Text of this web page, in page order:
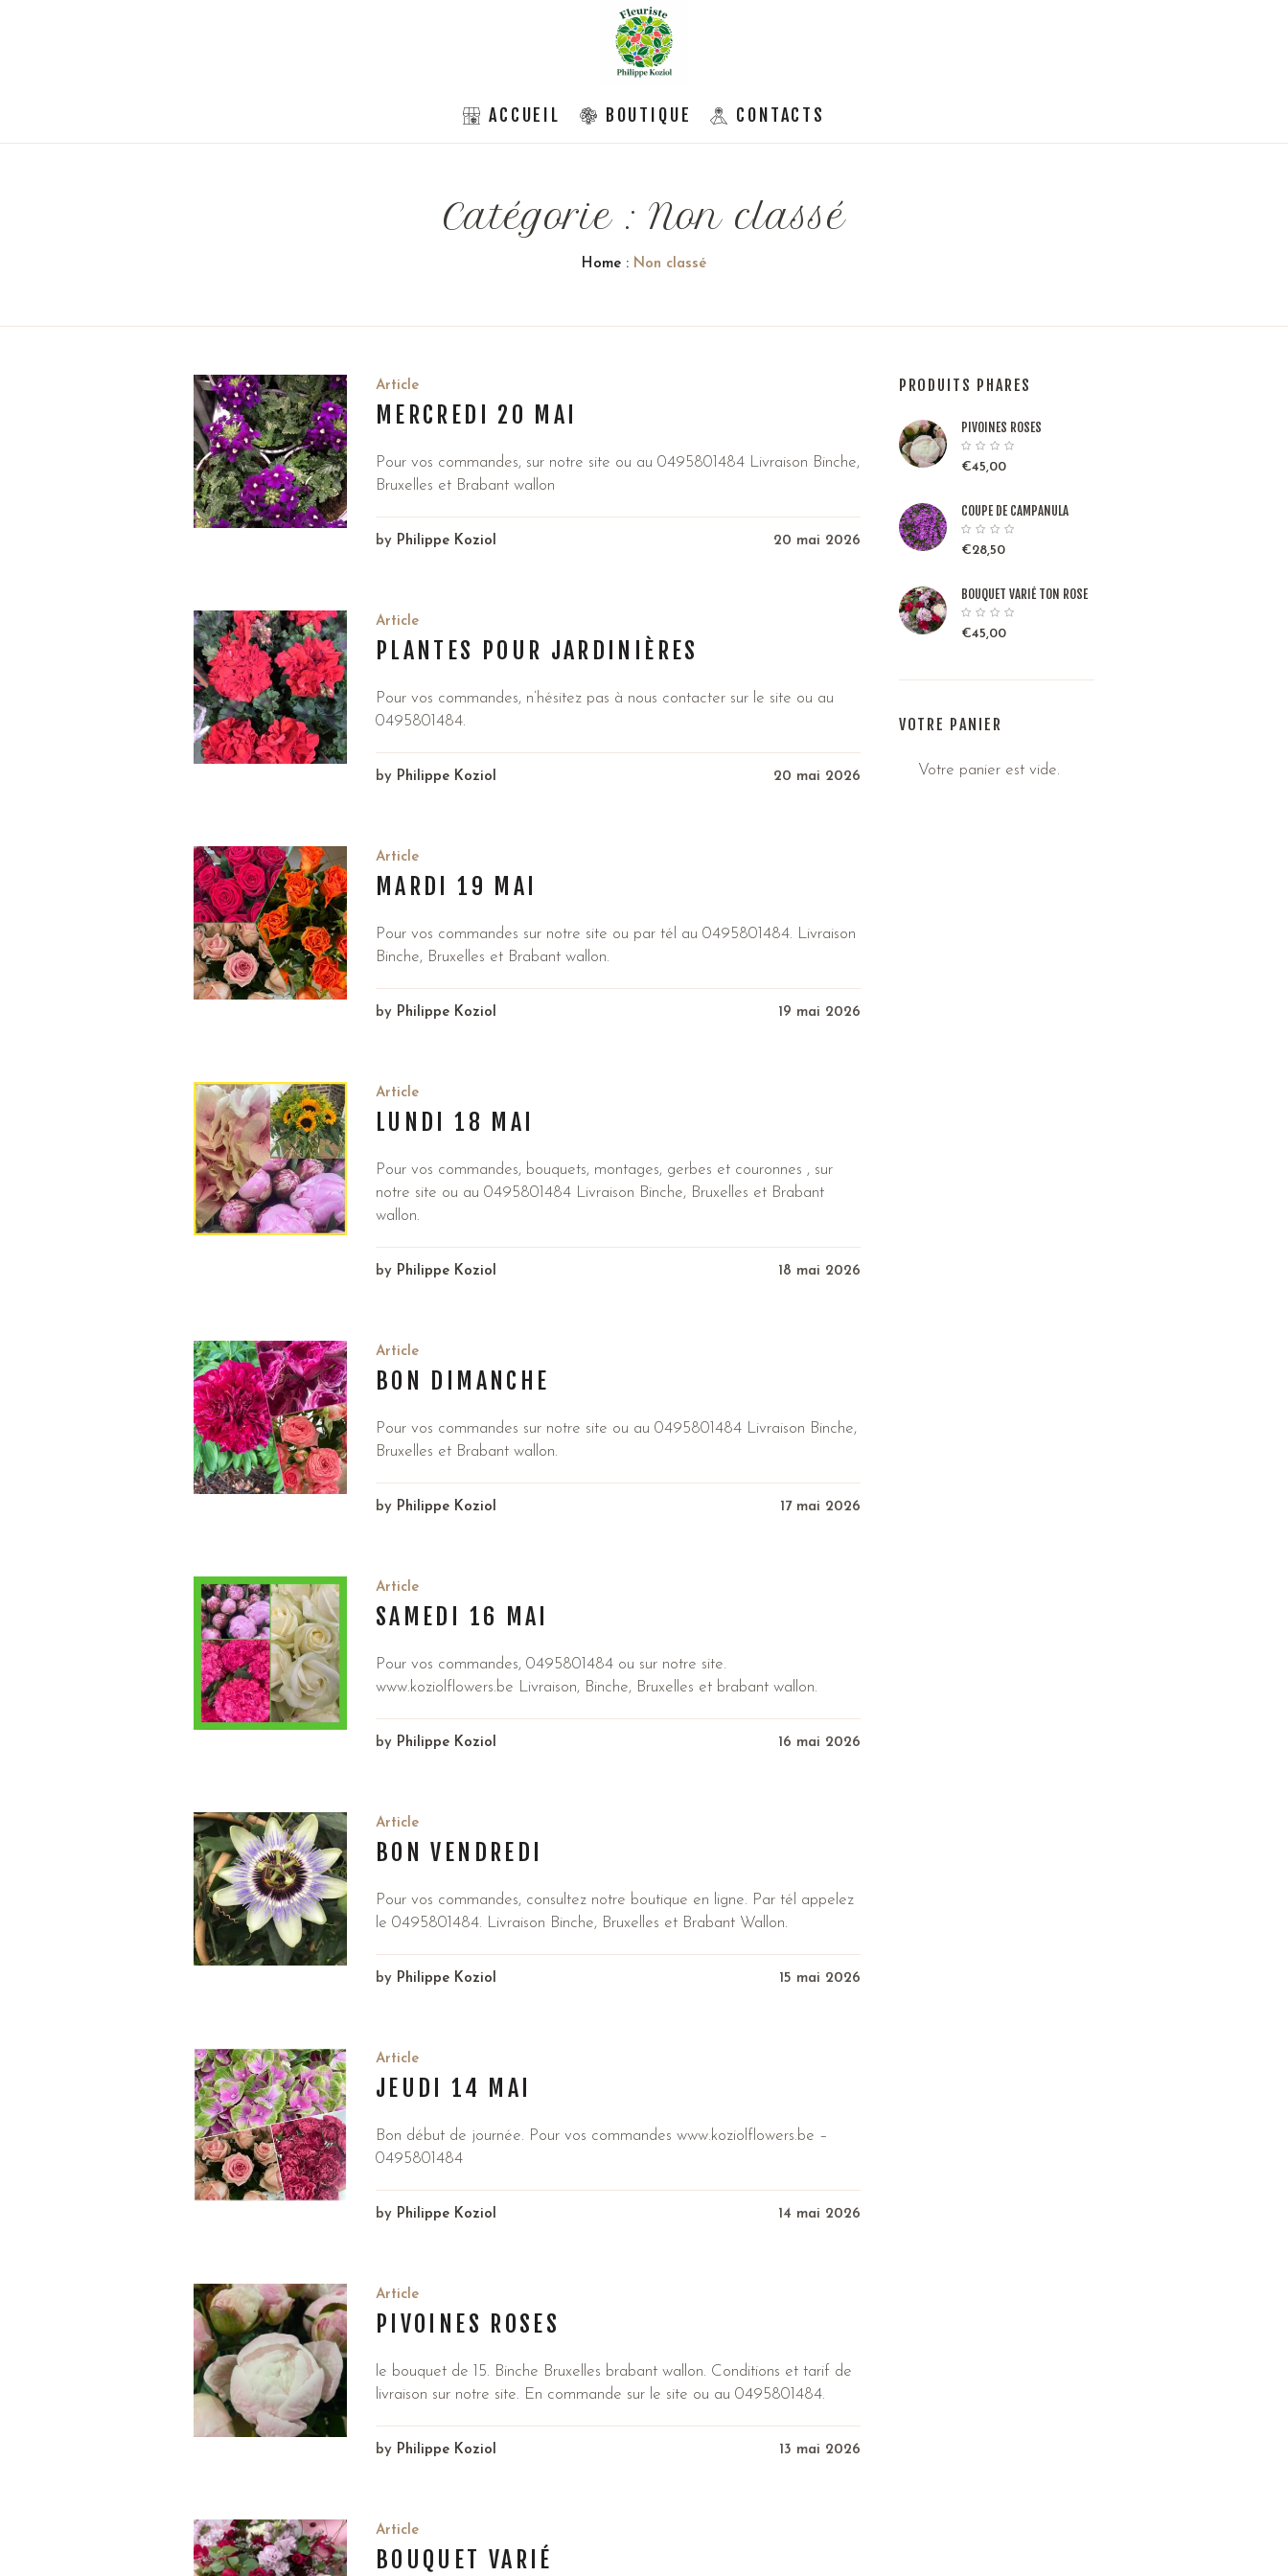
ACCUEIL BOUTIQUE CONTACTS
Catégorie : Non classé
Home : Non classé
Article
MERCREDI 20 MAI
Pour vos commandes, sur notre site ou au 0495801484 Livraison Binche,
Bruxelles et Brabant wallon
20 mai 2026
by Philippe Koziol
Article
PLANTES POUR JARDINIÈRES
Pour vos commandes, n’hésitez pas à nous contacter sur le site ou au
0495801484.
20 mai 2026
by Philippe Koziol
Article
MARDI 19 MAI
Pour vos commandes sur notre site ou par tél au 0495801484. Livraison
Binche, Bruxelles et Brabant wallon.
19 mai 2026
by Philippe Koziol
Article
LUNDI 18 MAI
Pour vos commandes, bouquets, montages, gerbes et couronnes , sur
notre site ou au 0495801484 Livraison Binche, Bruxelles et Brabant
wallon.
18 mai 2026
by Philippe Koziol
Article
BON DIMANCHE
Pour vos commandes sur notre site ou au 0495801484 Livraison Binche,
Bruxelles et Brabant wallon.
17 mai 2026
by Philippe Koziol
Article
SAMEDI 16 MAI
Pour vos commandes, 0495801484 ou sur notre site.
www.koziolflowers.be Livraison, Binche, Bruxelles et brabant wallon.
16 mai 2026
by Philippe Koziol
Article
BON VENDREDI
Pour vos commandes, consultez notre boutique en ligne. Par tél appelez
le 0495801484. Livraison Binche, Bruxelles et Brabant Wallon.
15 mai 2026
by Philippe Koziol
Article
JEUDI 14 MAI
Bon début de journée. Pour vos commandes www.koziolflowers.be –
0495801484
14 mai 2026
by Philippe Koziol
Article
PIVOINES ROSES
le bouquet de 15. Binche Bruxelles brabant wallon. Conditions et tarif de
livraison sur notre site. En commande sur le site ou au 0495801484.
13 mai 2026
by Philippe Koziol
Article
BOUQUET VARIÉ
PRODUITS PHARES
PIVOINES ROSES
€45,00
COUPE DE CAMPANULA
€28,50
BOUQUET VARIÉ TON ROSE
€45,00
VOTRE PANIER
Votre panier est vide.